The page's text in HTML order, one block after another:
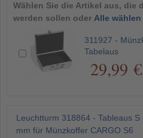
Wählen Sie die Artikel aus, die
werden sollen oder Alle wählen
311927 -
Tabelaus
29,99 €
Leuchtturm 318864 - Tableaus
mm für Münzkoffer CARGO S6